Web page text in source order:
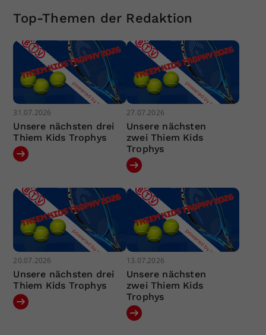
Top-Themen der Redaktion
31.07.2026
Unsere nächsten drei
Thiem Kids Trophys
27.07.2026
Unsere nächsten
zwei Thiem Kids
Trophys
20.07.2026
Unsere nächsten drei
Thiem Kids Trophys
13.07.2026
Unsere nächsten
zwei Thiem Kids
Trophys